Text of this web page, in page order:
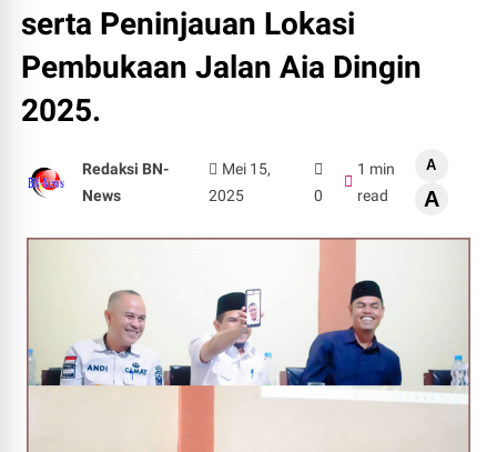
serta Peninjauan Lokasi
Pembukaan Jalan Aia Dingin
2025.
Redaksi BN-
News
Mei 15,
2025
0
1 min
read
A
A